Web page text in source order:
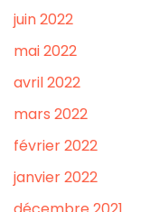
juin 2022
mai 2022
avril 2022
mars 2022
février 2022
janvier 2022